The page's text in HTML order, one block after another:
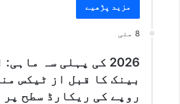
مزید پڑھیے
8 مئی
2026 کی پہلی سہ
روپے کی ریکارڈ سطح پر